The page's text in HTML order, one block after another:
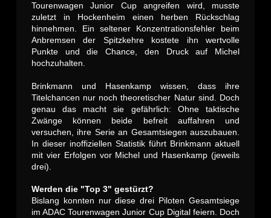
Tourenwagen Junior Cup angreifen wird, musste
zuletzt in Hockenheim einen herben Rückschlag
hinnehmen. Ein seltener Konzentrationsfehler beim
Anbremsen der Spitzkehre kostete ihn wertvolle
Punkte und die Chance, den Druck auf Michel
hochzuhalten.
Brinkmann und Hasenkamp wissen, dass ihre
Titelchancen nur noch theoretischer Natur sind. Doch
genau das macht sie gefährlich: Ohne taktische
Zwänge können beide befreit auffahren und
versuchen, ihre Serie an Gesamtsiegen auszubauen.
In dieser inoffiziellen Statistik führt Brinkmann aktuell
mit vier Erfolgen vor Michel und Hasenkamp (jeweils
drei).
Werden die "Top 3" gestürzt?
Bislang konnten nur diese drei Piloten Gesamtsiege
im ADAC Tourenwagen Junior Cup Digital feiern. Doch